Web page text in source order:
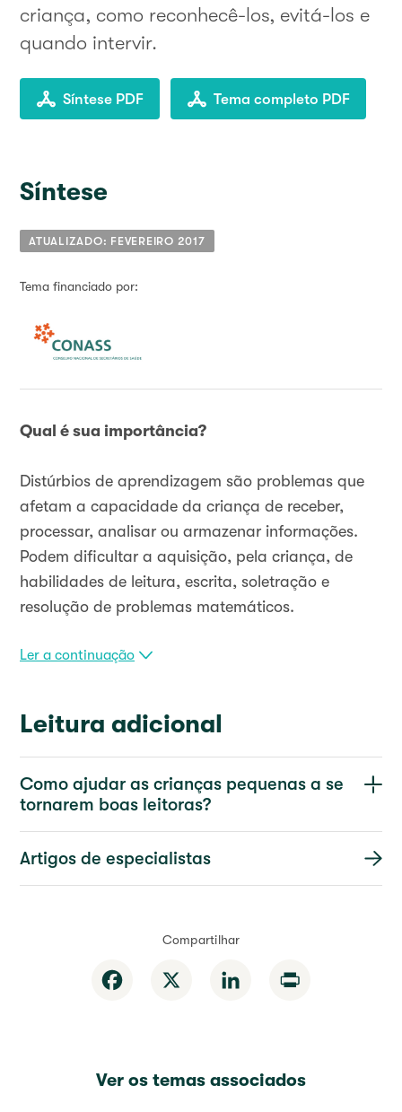
criança, como reconhecê-los, evitá-los e
quando intervir.
Síntese PDF Tema completo PDF
Síntese
ATUALIZADO: FEVEREIRO 2017
Tema financiado por:
Qual é sua importância?
Distúrbios de aprendizagem são problemas que
afetam a capacidade da criança de receber,
processar, analisar ou armazenar informações.
Podem dificultar a aquisição, pela criança, de
habilidades de leitura, escrita, soletração e
resolução de problemas matemáticos.
Ler a continuação
Leitura adicional
Como ajudar as crianças pequenas a se
tornarem boas leitoras?
Artigos de especialistas
Compartilhar
Facebook LinkedIn
Ver os temas associados